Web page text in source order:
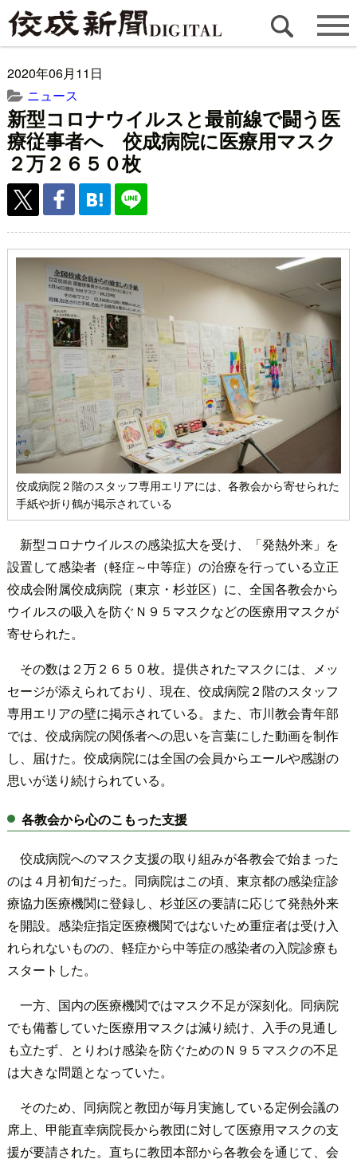
2020年06月11日
ニュース
新型コロナウイルスと最前線で闘う医
療従事者へ 佼成病院に医療用マスク
２万２６５０枚
佼成病院２階のスタッフ専用エリアには、各教会から寄せられた
手紙や折り鶴が掲示されている
新型コロナウイルスの感染拡大を受け、「発熱外来」を
設置して感染者（軽症～中等症）の治療を行っている立正
佼成会附属佼成病院（東京・杉並区）に、全国各教会から
ウイルスの吸入を防ぐＮ９５マスクなどの医療用マスクが
寄せられた。
その数は２万２６５０枚。提供されたマスクには、メッ
セージが添えられており、現在、佼成病院２階のスタッフ
専用エリアの壁に掲示されている。また、市川教会青年部
では、佼成病院の関係者への思いを言葉にした動画を制作
し、届けた。佼成病院には全国の会員からエールや感謝の
思いが送り続けられている。
各教会から心のこもった支援
佼成病院へのマスク支援の取り組みが各教会で始まった
のは４月初旬だった。同病院はこの頃、東京都の感染症診
療協力医療機関に登録し、杉並区の要請に応じて発熱外来
を開設。感染症指定医療機関ではないため重症者は受け入
れられないものの、軽症から中等症の感染者の入院診療も
スタートした。
一方、国内の医療機関ではマスク不足が深刻化。同病院
でも備蓄していた医療用マスクは減り続け、入手の見通し
も立たず、とりわけ感染を防ぐためのＮ９５マスクの不足
は大きな問題となっていた。
そのため、同病院と教団が毎月実施している定例会議の
席上、甲能直幸病院長から教団に対して医療用マスクの支
援が要請された。直ちに教団本部から各教会を通じて、会